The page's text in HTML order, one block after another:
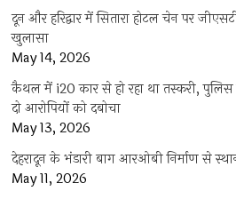
दून और हरिद्वार में सितारा होटल चेन पर
खुलासा
May 14, 2026
कैथल में i20 कार से हो रहा था तस्करी,
दो आरोपियों को दबोचा
May 13, 2026
देहरादून के भंडारी बाग आरओबी निर्माण से
May 11, 2026